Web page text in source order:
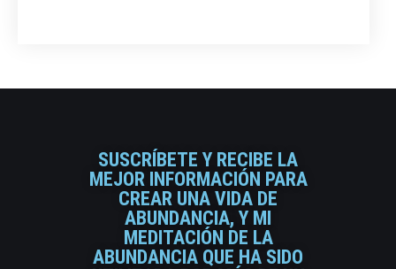
SUSCRÍBETE Y RECIBE LA
MEJOR INFORMACIÓN PARA
CREAR UNA VIDA DE
ABUNDANCIA, Y MI
MEDITACIÓN DE LA
ABUNDANCIA QUE HA SIDO